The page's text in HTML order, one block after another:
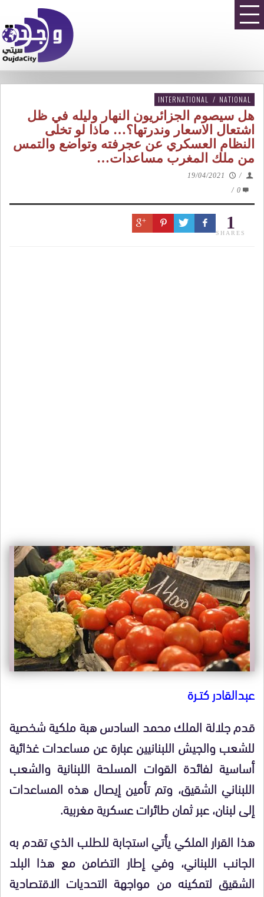
INTERNATIONAL / NATIONAL
هل سيصوم الجزائريون النهار وليله في ظل
اشتعال الاسعار وندرتها؟… ماذا لو تخلى
النظام العسكري عن عجرفته وتواضع والتمس
من ملك المغرب مساعدات…
/
19/04/2021
0
/
1
SHARES
عبدالقادر كتــرة
قدم جلالة الملك محمد السادس هبة ملكية شخصية
للشعب والجيش اللبنانيين عبارة عن مساعدات غذائية
أساسية لفائدة القوات المسلحة اللبنانية والشعب
اللبناني الشقيق، وتم تأمين إيصال هذه المساعدات
إلى لبنان، عبر ثمان طائرات عسكرية مغربية.
هذا القرار الملكي يأتي استجابة للطلب الذي تقدم به
الجانب اللبناني، وفي إطار التضامن مع هذا البلد
الشقيق لتمكينه من مواجهة التحديات الاقتصادية